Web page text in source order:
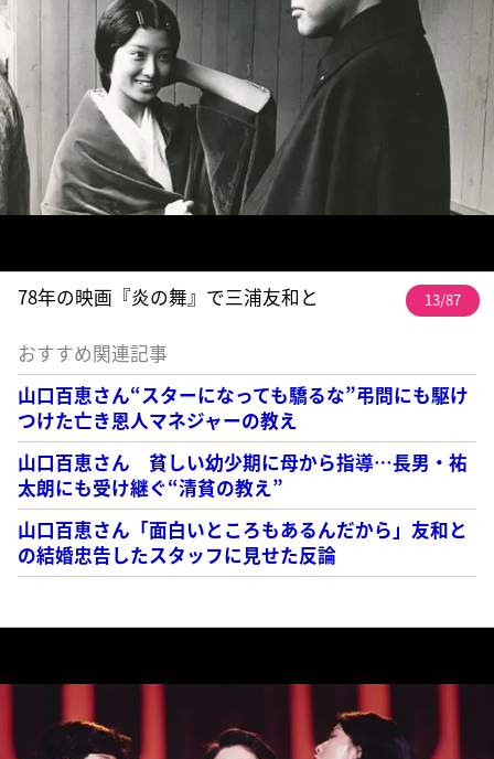
78年の映画『炎の舞』で三浦友和と 13/87
おすすめ関連記事
山口百恵さん“スターになっても驕るな”弔問にも駆け
つけた亡き恩人マネジャーの教え
山口百恵さん 貧しい幼少期に母から指導…長男・祐
太朗にも受け継ぐ“清貧の教え”
山口百恵さん「面白いところもあるんだから」友和と
の結婚忠告したスタッフに見せた反論